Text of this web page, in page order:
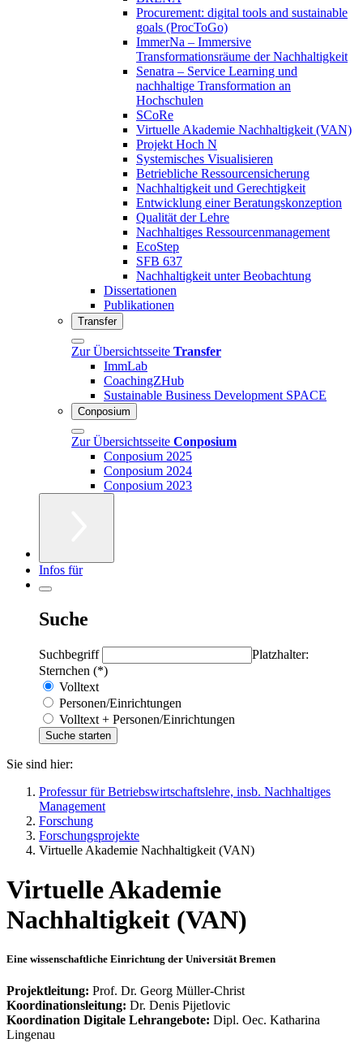
Procurement: digital tools and sustainable
goals (ProcToGo)
ImmerNa – Immersive
Transformationsräume der Nachhaltigkeit
Senatra – Service Learning und
nachhaltige Transformation an
Hochschulen
SCoRe
Virtuelle Akademie Nachhaltigkeit (VAN)
Projekt Hoch N
Systemisches Visualisieren
Betriebliche Ressourcensicherung
Nachhaltigkeit und Gerechtigkeit
Entwicklung einer Beratungskonzeption
Qualität der Lehre
Nachhaltiges Ressourcenmanagement
EcoStep
SFB 637
Nachhaltigkeit unter Beobachtung
Dissertationen
Publikationen
Transfer
Zur Übersichtsseite Transfer
ImmLab
CoachingZHub
Sustainable Business Development SPACE
Conposium
Zur Übersichtsseite Conposium
Conposium 2025
Conposium 2024
Conposium 2023
Infos für
Suche
Suchbegriff
Platzhalter:
Sternchen (*)
Volltext
Personen/Einrichtungen
Volltext + Personen/Einrichtungen
Sie sind hier:
Professur für Betriebswirtschaftslehre, insb. Nachhaltiges
Management
Forschung
Forschungsprojekte
Virtuelle Akademie Nachhaltigkeit (VAN)
Virtuelle Akademie
Nachhaltigkeit (VAN)
Eine wissenschaftliche Einrichtung der Universität Bremen
Projektleitung: Prof. Dr. Georg Müller-Christ
Koordinationsleitung: Dr. Denis Pijetlovic
Koordination Digitale Lehrangebote: Dipl. Oec. Katharina
Lingenau